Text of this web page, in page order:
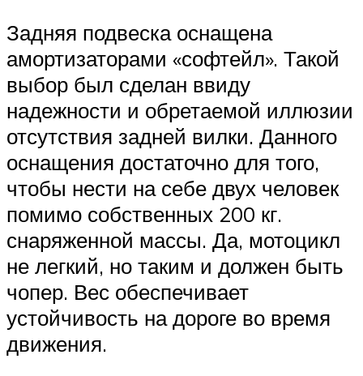
Задняя подвеска оснащена
амортизаторами «софтейл». Такой
выбор был сделан ввиду
надежности и обретаемой иллюзии
отсутствия задней вилки. Данного
оснащения достаточно для того,
чтобы нести на себе двух человек
помимо собственных 200 кг.
снаряженной массы. Да, мотоцикл
не легкий, но таким и должен быть
чопер. Вес обеспечивает
устойчивость на дороге во время
движения.